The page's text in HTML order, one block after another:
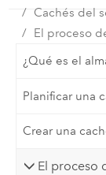
Cachés del
El proceso
¿Qué es el
Planificar una
Crear una
El proceso